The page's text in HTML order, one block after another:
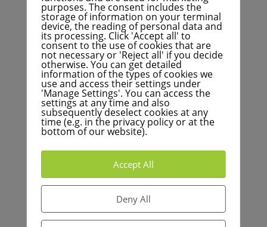
presupuestaria de la ciudad, la renovación del
ferrocarril de Turmberg no puede justificarse en esta
dimensión y no puede ser prioritaria. Hay
necesidades y proyectos más urgentes en los que el
dinero estaría mejor invertido, especialmente en la
ampliación de escuelas y guarderías. El
Turmbergbahn es sin duda una parte importante del
patrimonio cultural de la ciudad, pero en vista de la
difícil situación financiera de la ciudad, debemos
sopesar cuidadosamente qué inversiones aportarán
grupo del consejo municipal propone una
renovación parcial.
purposes. The consent includes the
storage of information on your terminal
device, the reading of personal data and
its processing. Click 'Accept all' to
consent to the use of cookies that are
not necessary or 'Reject all' if you decide
otherwise. You can get detailed
information of the types of cookies we
use and access their settings under
'Manage Settings'. You can access the
settings at any time and also
subsequently deselect cookies at any
time (e.g. in the privacy policy or at the
bottom of our website).
Accept All
Deny All